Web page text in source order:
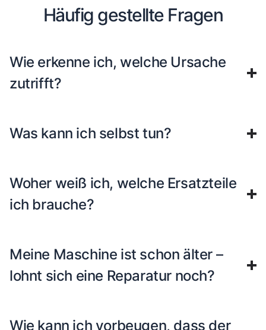
Häufig gestellte Fragen
Wie erkenne ich, welche Ursache
zutrifft?
Was kann ich selbst tun?
Woher weiß ich, welche Ersatzteile
ich brauche?
Meine Maschine ist schon älter –
lohnt sich eine Reparatur noch?
Wie kann ich vorbeugen, dass der